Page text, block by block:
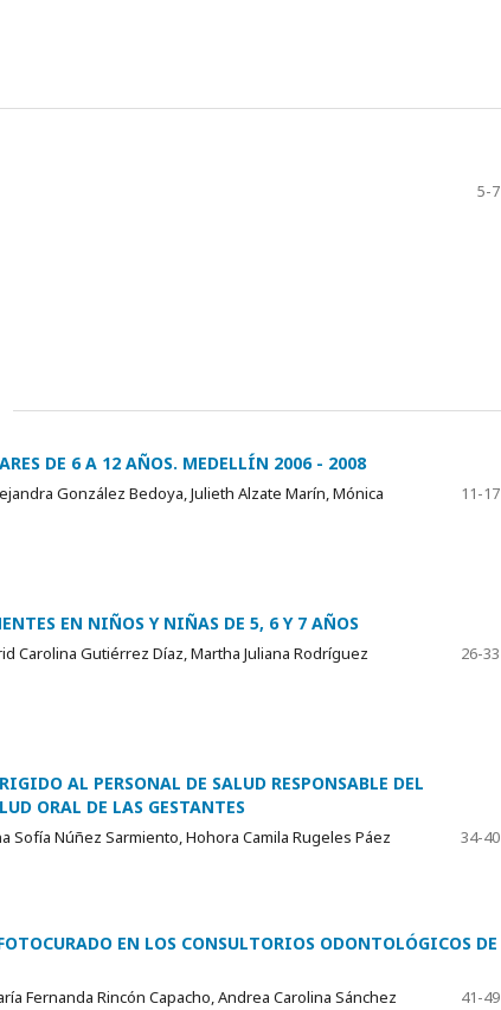
5-7
DE 6 A 12 AÑOS. MEDELLÍN 2006 - 2008
González Bedoya, Julieth Alzate Marín, Mónica
11-17
EN NIÑOS Y NIÑAS DE 5, 6 Y 7 AÑOS
Carolina Gutiérrez Díaz, Martha Juliana Rodríguez
26-33
AL PERSONAL DE SALUD RESPONSABLE DEL
ORAL DE LAS GESTANTES
Sofía Núñez Sarmiento, Hohora Camila Rugeles Páez
34-40
EN LOS CONSULTORIOS ODONTOLÓGICOS DE
Fernanda Rincón Capacho, Andrea Carolina Sánchez
41-49